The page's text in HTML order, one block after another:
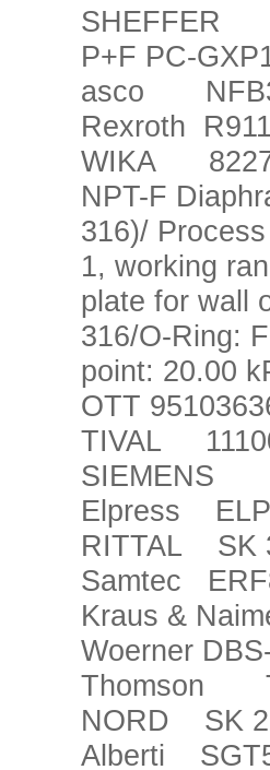
SHEFFER
P+F PC-
asco
Rexroth
WIKA
NPT-F
316)/
1, working
plate for wall
316/O-Ring:
point: 20.00
OTT
TIVAL
SIEMENS
Elpress
RITTAL SK
Samtec
Kraus &
Woerner
Thomson
NORD SK
Alberti